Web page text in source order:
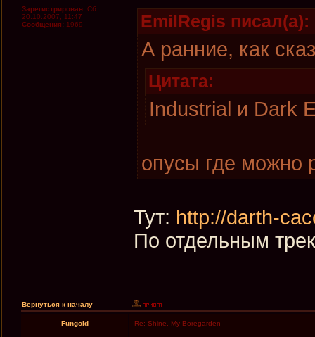
Зарегистрирован: Сб
20.10.2007, 11:47
Сообщения: 1969 EmilRegis писал(а):
А ранние, как
Цитата:
Industrial и Dark
опусы где можно
Тут: http://darth-
По отдельным
Вернуться к началу
Fungoid Re: Shine, My Boregarden